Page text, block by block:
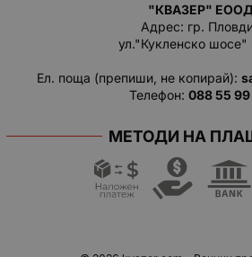
"КВАЗЕР"
Адрес: гр.
ул."Кукленско шосе"
Ел. поща (препиши, не копирай):
Телефон: 088 55 99
МЕТОДИ НА